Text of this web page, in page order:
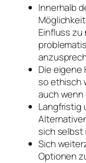
Innerhalb
Einfluss
Die eigene
so ethisch
auch
Langfristig
sich selbst
Sich
Optionen